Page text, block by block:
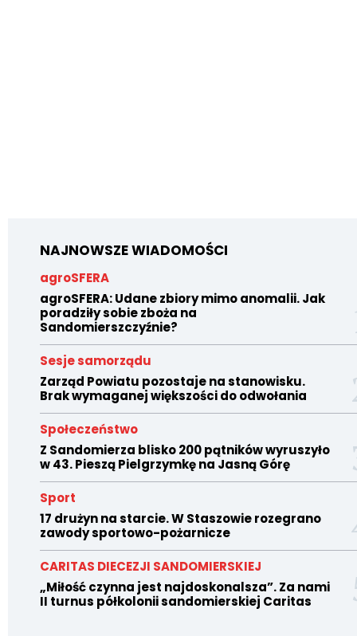
NAJNOWSZE WIADOMOŚCI
agroSFERA
agroSFERA: Udane zbiory mimo anomalii. Jak
poradziły sobie zboża na
Sandomierszczyźnie?
Sesje samorządu
Zarząd Powiatu pozostaje na stanowisku.
Brak wymaganej większości do odwołania
Społeczeństwo
Z Sandomierza blisko 200 pątników wyruszyło
w 43. Pieszą Pielgrzymkę na Jasną Górę
Sport
17 drużyn na starcie. W Staszowie rozegrano
zawody sportowo-pożarnicze
CARITAS DIECEZJI SANDOMIERSKIEJ
„Miłość czynna jest najdoskonalsza”. Za nami
II turnus półkolonii sandomierskiej Caritas